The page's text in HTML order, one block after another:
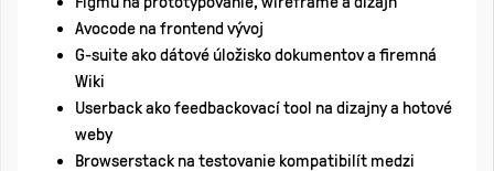
Avocode na frontend vývoj
G-suite ako dátové úložisko dokumentov a firemná
Wiki
Userback ako feedbackovací tool na dizajny a hotové
weby
Browserstack na testovanie kompatibilít medzi